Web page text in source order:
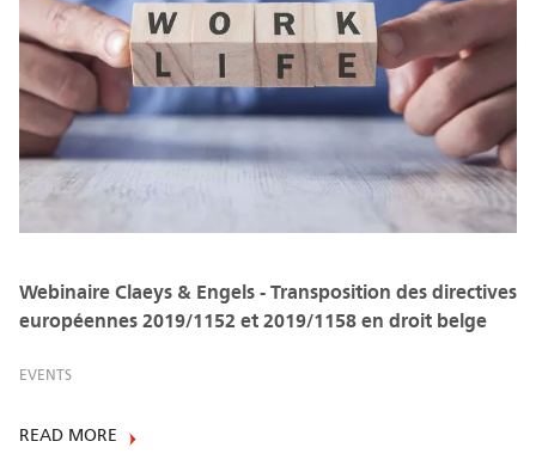
Webinaire Claeys & Engels - Transposition des directives
européennes 2019/1152 et 2019/1158 en droit belge
EVENTS
READ MORE